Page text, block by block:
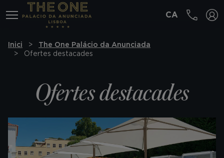
MENÚ CA
Inici
The One Palácio da Anunciada
Ofertes destacades
Ofertes destacades